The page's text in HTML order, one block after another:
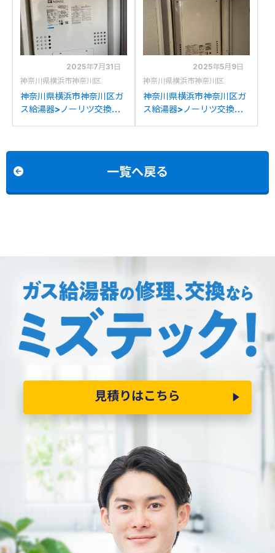
ーリツGTH-2454AW3H-
HBLへの交換
GT-C2072SAR BLへの交
換
2025年7月31日
神奈川県横浜市神奈川区
神奈川県横浜市神奈川区ガ
ス給湯器>ノーリツ交換工
2025年5月9日
神奈川県横浜市神奈川区
神奈川県横浜市神奈川区ガ
ス給湯器>ノーリツ交換工
一覧へ戻る
見積りはこちら